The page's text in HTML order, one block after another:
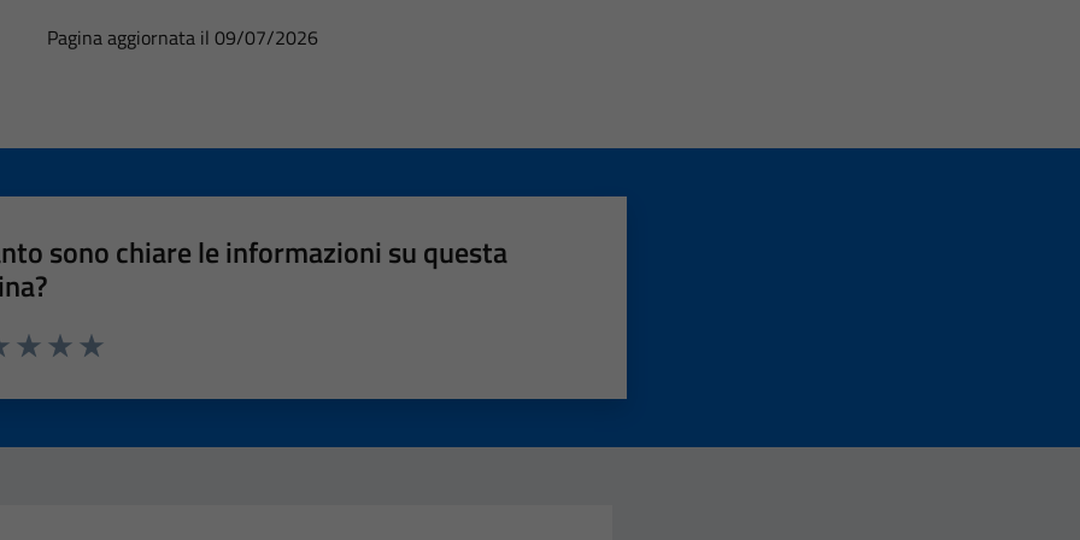
Pagina aggiornata il 09/07/2026
sono chiare le informazioni su questa